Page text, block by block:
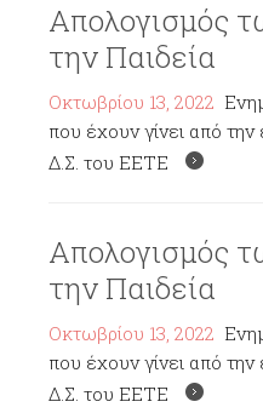
Απολογισμός
την Παιδεία
Οκτωβρίου 13, 2022
που έχουν γίνει από την
Δ.Σ. του ΕΕΤΕ
Απολογισμός
την Παιδεία
Οκτωβρίου 13, 2022
που έχουν γίνει από την
Δ.Σ. του ΕΕΤΕ